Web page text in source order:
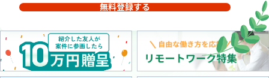
無料登録する